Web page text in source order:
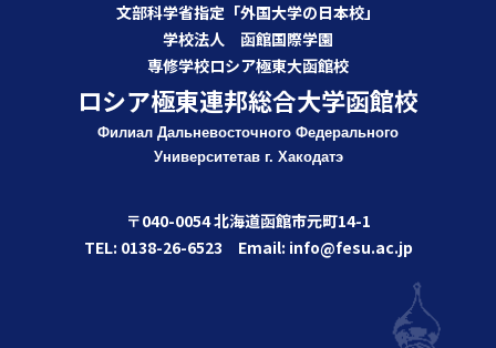
文部科学省指定「外国大学の日本校」
学校法人 函館国際学園
専修学校ロシア極東大函館校
ロシア極東連邦総合大学函館校
Филиал Дальневосточного Федерального
Университетав г. Хакодатэ
〒040-0054 北海道函館市元町14-1
TEL: 0138-26-6523 Email: info@fesu.ac.jp